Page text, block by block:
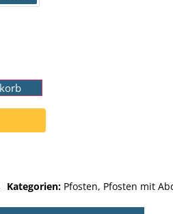
Kategorien: Pfosten, Pfosten mit